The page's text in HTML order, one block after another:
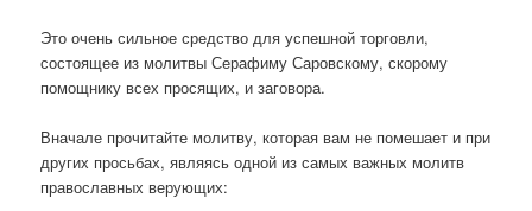
Это очень сильное средство для успешной торговли,
состоящее из молитвы Серафиму Саровскому, скорому
помощнику всех просящих, и заговора.
Вначале прочитайте молитву, которая вам не помешает и при
других просьбах, являясь одной из самых важных молитв
православных верующих: